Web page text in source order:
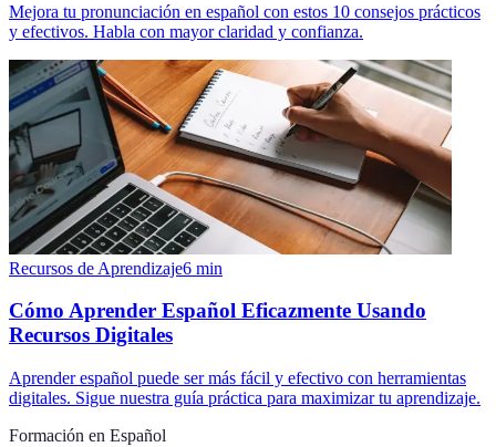
Mejora tu pronunciación en español con estos 10 consejos prácticos
y efectivos. Habla con mayor claridad y confianza.
Recursos de Aprendizaje6 min
Cómo Aprender Español Eficazmente Usando
Recursos Digitales
Aprender español puede ser más fácil y efectivo con herramientas
digitales. Sigue nuestra guía práctica para maximizar tu aprendizaje.
Formación en Español